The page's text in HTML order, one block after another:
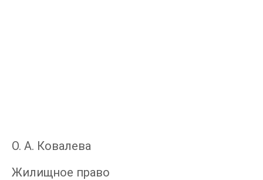
О. А. Ковалева
Жилищное право